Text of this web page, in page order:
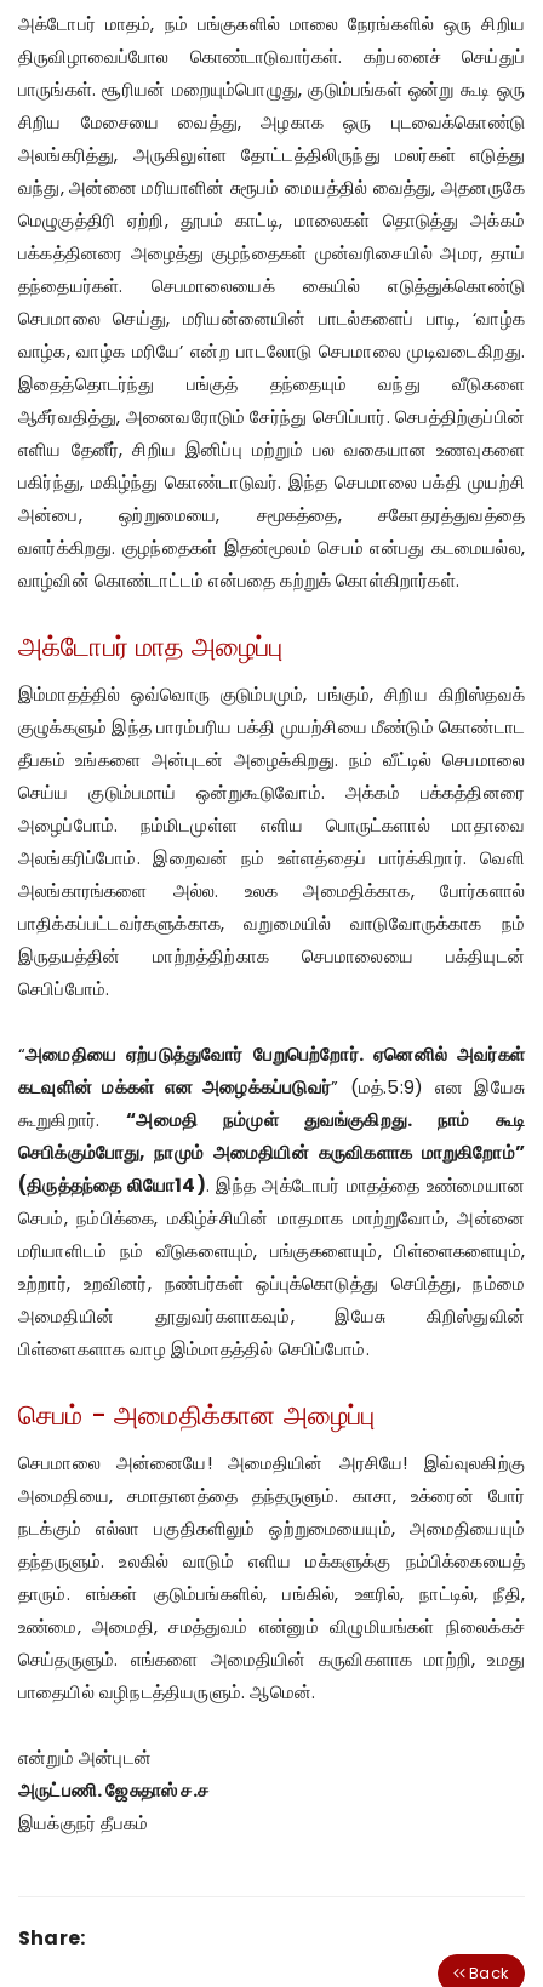
அக்டோபர் மாதம், நம் பங்குகளில் மாலை நேரங்களில் ஒரு சிறிய
திருவிழாவைப்போல கொண்டாடுவார்கள். கற்பனைச் செய்துப்
பாருங்கள். சூரியன் மறையும்பொழுது, குடும்பங்கள் ஒன்று கூடி ஒரு
சிறிய மேசையை வைத்து, அழகாக ஒரு புடவைக்கொண்டு
அலங்கரித்து, அருகிலுள்ள தோட்டத்திலிருந்து மலர்கள் எடுத்து
வந்து, அன்னை மரியாளின் சுரூபம் மையத்தில் வைத்து, அதனருகே
மெழுகுத்திரி ஏற்றி, தூபம் காட்டி, மாலைகள் தொடுத்து அக்கம்
பக்கத்தினரை அழைத்து குழந்தைகள் முன்வரிசையில் அமர, தாய்
தந்தையர்கள். செபமாலையைக் கையில் எடுத்துக்கொண்டு
செபமாலை செய்து, மரியன்னையின் பாடல்களைப் பாடி, ‘வாழ்க
வாழ்க, வாழ்க மரியே’ என்ற பாடலோடு செபமாலை முடிவடைகிறது.
இதைத்தொடர்ந்து பங்குத் தந்தையும் வந்து வீடுகளை
ஆசீர்வதித்து, அனைவரோடும் சேர்ந்து செபிப்பார். செபத்திற்குப்பின்
எளிய தேனீர், சிறிய இனிப்பு மற்றும் பல வகையான உணவுகளை
பகிர்ந்து, மகிழ்ந்து கொண்டாடுவர். இந்த செபமாலை பக்தி முயற்சி
அன்பை, ஒற்றுமையை, சமூகத்தை, சகோதரத்துவத்தை
வளர்க்கிறது. குழந்தைகள் இதன்மூலம் செபம் என்பது கடமையல்ல,
வாழ்வின் கொண்டாட்டம் என்பதை கற்றுக் கொள்கிறார்கள்.
அக்டோபர் மாத அழைப்பு
இம்மாதத்தில் ஒவ்வொரு குடும்பமும், பங்கும், சிறிய கிறிஸ்தவக்
குழுக்களும் இந்த பாரம்பரிய பக்தி முயற்சியை மீண்டும் கொண்டாட
தீபகம் உங்களை அன்புடன் அழைக்கிறது. நம் வீட்டில் செபமாலை
செய்ய குடும்பமாய் ஒன்றுகூடுவோம். அக்கம் பக்கத்தினரை
அழைப்போம். நம்மிடமுள்ள எளிய பொருட்களால் மாதாவை
அலங்கரிப்போம். இறைவன் நம் உள்ளத்தைப் பார்க்கிறார். வெளி
அலங்காரங்களை அல்ல. உலக அமைதிக்காக, போர்களால்
பாதிக்கப்பட்டவர்களுக்காக, வறுமையில் வாடுவோருக்காக நம்
இருதயத்தின் மாற்றத்திற்காக செபமாலையை பக்தியுடன்
செபிப்போம்.
“அமைதியை ஏற்படுத்துவோர் பேறுபெற்றோர். ஏனெனில் அவர்கள்
கடவுளின் மக்கள் என அழைக்கப்படுவர்” (மத்.5:9) என இயேசு
கூறுகிறார்.“அமைதி நம்முள் துவங்குகிறது. நாம் கூடி
செபிக்கும்போது, நாமும் அமைதியின் கருவிகளாக மாறுகிறோம்”
(திருத்தந்தை லியோ14). இந்த அக்டோபர் மாதத்தை உண்மையான
செபம், நம்பிக்கை, மகிழ்ச்சியின் மாதமாக மாற்றுவோம், அன்னை
மரியாளிடம் நம் வீடுகளையும், பங்குகளையும், பிள்ளைகளையும்,
உற்றார், உறவினர், நண்பர்கள் ஒப்புக்கொடுத்து செபித்து, நம்மை
அமைதியின் தூதுவர்களாகவும், இயேசு கிறிஸ்துவின்
பிள்ளைகளாக வாழ இம்மாதத்தில் செபிப்போம்.
செபம் - அமைதிக்கான அழைப்பு
செபமாலை அன்னையே! அமைதியின் அரசியே! இவ்வுலகிற்கு
அமைதியை, சமாதானத்தை தந்தருளும். காசா, உக்ரைன் போர்
நடக்கும் எல்லா பகுதிகளிலும் ஒற்றுமையையும், அமைதியையும்
தந்தருளும். உலகில் வாடும் எளிய மக்களுக்கு நம்பிக்கையைத்
தாரும். எங்கள் குடும்பங்களில், பங்கில், ஊரில், நாட்டில், நீதி,
உண்மை, அமைதி, சமத்துவம் என்னும் விழுமியங்கள் நிலைக்கச்
செய்தருளும். எங்களை அமைதியின் கருவிகளாக மாற்றி, உமது
பாதையில் வழிநடத்தியருளும். ஆமென்.
என்றும் அன்புடன்
அருட்பணி. ஜேசுதாஸ் ச.ச
இயக்குநர் தீபகம்
Share:
Back